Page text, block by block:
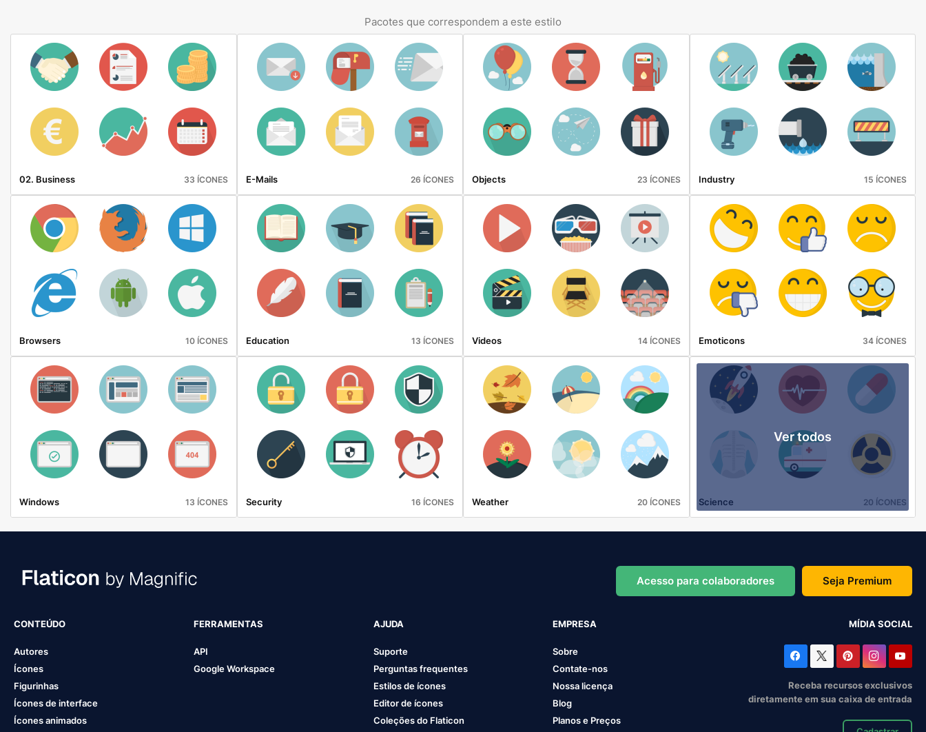
Pacotes que correspondem a este estilo
02. Business 33 ÍCONES E-Mails 26 ÍCONES Objects 23 ÍCONES Industry 15 ÍCONES
Browsers 10 ÍCONES Education 13 ÍCONES Videos 14 ÍCONES Emoticons 34 ÍCONES
Windows 13 ÍCONES Security 16 ÍCONES Weather 20 ÍCONES
Ver todos
Science 20 ÍCONES
Acesso para colaboradores Seja Premium
CONTEÚDO
Autores
Ícones
Figurinhas
Ícones de interface
Ícones animados
FERRAMENTAS
API
Google Workspace
AJUDA
Suporte
Perguntas frequentes
Estilos de ícones
Editor de ícones
Coleções do Flaticon
EMPRESA
Sobre
Contate-nos
Nossa licença
Blog
Planos e Preços
MÍDIA SOCIAL
Receba recursos exclusivos
diretamente em sua caixa de entrada